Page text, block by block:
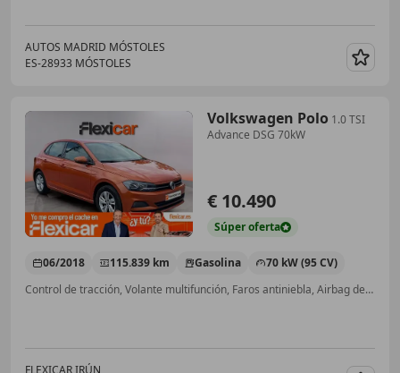
AUTOS MADRID MÓSTOLES
ES-28933 MÓSTOLES
Volkswagen Polo 1.0 TSI
Advance DSG 70kW
€ 10.490
Súperoferta
06/2018 115.839 km Gasolina
70 kW (95 CV)
Control de tracción, Volante multifunción, Faros antiniebla, Airbag del conductor, ESP, Retrovisores laterales eléctricos, Aire Acondicionado